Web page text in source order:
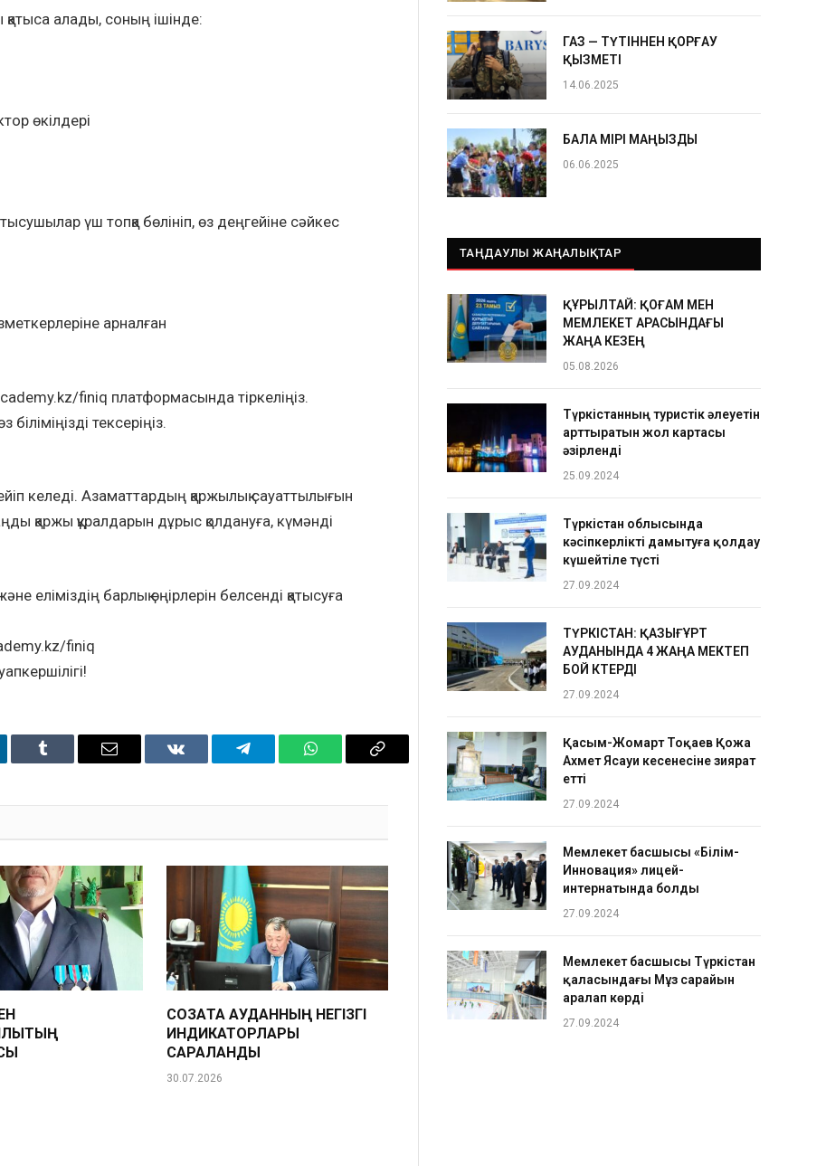
қатыса алады, соның ішінде:
өкілдері
үш топқа бөлініп, өз деңгейіне сәйкес
арналған
finiq платформасында тіркеліңіз.
тексеріңіз.
келеді. Азаматтардың қаржылық сауаттылығын
қаржы құралдарын дұрыс қолдануға, күмәнді
еліміздің барлық өңірлерін белсенді қатысуға
finiq
Tumblr Email VKontakteTelegram WhatsAppCopy
СОЗАҚТА АУДАННЫҢ НЕГІЗГІ
ИНДИКАТОРЛАРЫ
САРАЛАНДЫ
30.07.2026
ГАЗ — ТҮТІННЕН ҚОРҒАУ
ҚЫЗМЕТІ
14.06.2025
БАЛА ӨМІРІ МАҢЫЗДЫ
06.06.2025
ТАҢДАУЛЫ ЖАҢАЛЫҚТАР
ҚҰРЫЛТАЙ: ҚОҒАМ МЕН
МЕМЛЕКЕТ АРАСЫНДАҒЫ
ЖАҢА КЕЗЕҢ
05.08.2026
Түркістанның туристік әлеуетін
арттыратын жол картасы
әзірленді
25.09.2024
Түркістан облысында
кәсіпкерлікті дамытуға қолдау
күшейтіле түсті
27.09.2024
ТҮРКІСТАН: ҚАЗЫҒҰРТ
АУДАНЫНДА 4 ЖАҢА МЕКТЕП
БОЙ КӨТЕРДІ
27.09.2024
Қасым-Жомарт Тоқаев Қожа
Ахмет Ясауи кесенесіне зиярат
етті
27.09.2024
Мемлекет басшысы «Білім-
Инновация» лицей-
интернатында болды
27.09.2024
Мемлекет басшысы Түркістан
қаласындағы Мұз сарайын
аралап көрді
27.09.2024